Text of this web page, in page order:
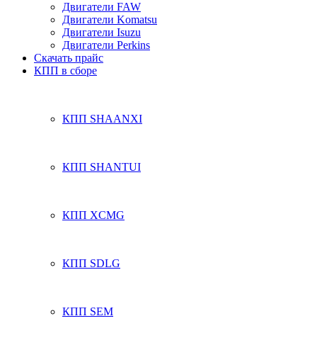
Двигатели FAW
Двигатели Komatsu
Двигатели Isuzu
Двигатели Perkins
Скачать прайс
КПП в сборе
КПП SHAANXI
КПП SHANTUI
КПП XCMG
КПП SDLG
КПП SEM